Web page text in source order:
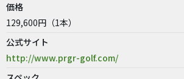
価格
129,600円（1本）
公式サイト
http://www.prgr-golf.com/